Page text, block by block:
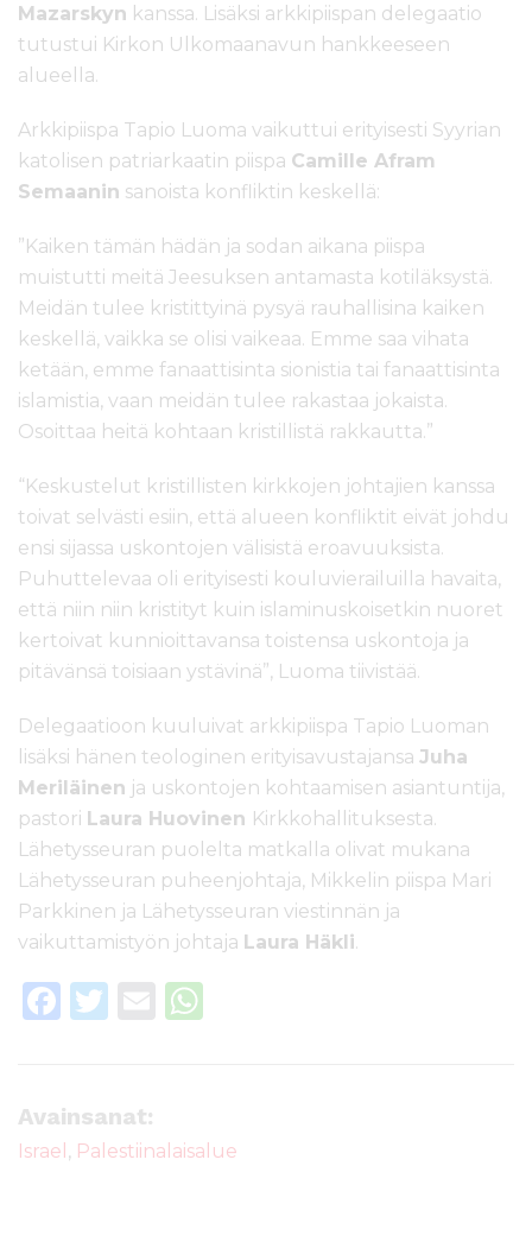
Mazarskyn kanssa. Lisäksi arkkipiispan delegaatio
tutustui Kirkon Ulkomaanavun hankkeeseen
alueella.
Arkkipiispa Tapio Luoma vaikuttui erityisesti Syyrian
katolisen patriarkaatin piispa Camille Afram
Semaanin sanoista konfliktin keskellä:
”Kaiken tämän hädän ja sodan aikana piispa
muistutti meitä Jeesuksen antamasta kotiläksystä.
Meidän tulee kristittyinä pysyä rauhallisina kaiken
keskellä, vaikka se olisi vaikeaa. Emme saa vihata
ketään, emme fanaattisinta sionistia tai fanaattisinta
islamistia, vaan meidän tulee rakastaa jokaista.
Osoittaa heitä kohtaan kristillistä rakkautta.”
“Keskustelut kristillisten kirkkojen johtajien kanssa
toivat selvästi esiin, että alueen konfliktit eivät johdu
ensi sijassa uskontojen välisistä eroavuuksista.
Puhuttelevaa oli erityisesti kouluvierailuilla havaita,
että niin niin kristityt kuin islaminuskoisetkin nuoret
kertoivat kunnioittavansa toistensa uskontoja ja
pitävänsä toisiaan ystävinä”, Luoma tiivistää.
Delegaatioon kuuluivat arkkipiispa Tapio Luoman
lisäksi hänen teologinen erityisavustajansa Juha
Meriläinen ja uskontojen kohtaamisen asiantuntija,
pastori Laura Huovinen Kirkkohallituksesta.
Lähetysseuran puolelta matkalla olivat mukana
Lähetysseuran puheenjohtaja, Mikkelin piispa Mari
Parkkinen ja Lähetysseuran viestinnän ja
vaikuttamistyön johtaja Laura Häkli.
F
e
b
T
te
r
E
A
Avainsanat:
Israel , Palestiinalaisalue